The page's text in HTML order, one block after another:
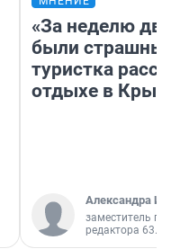
«За неделю
были
туристка
отдыхе в
Александра
заместитель
редактора 63.RU